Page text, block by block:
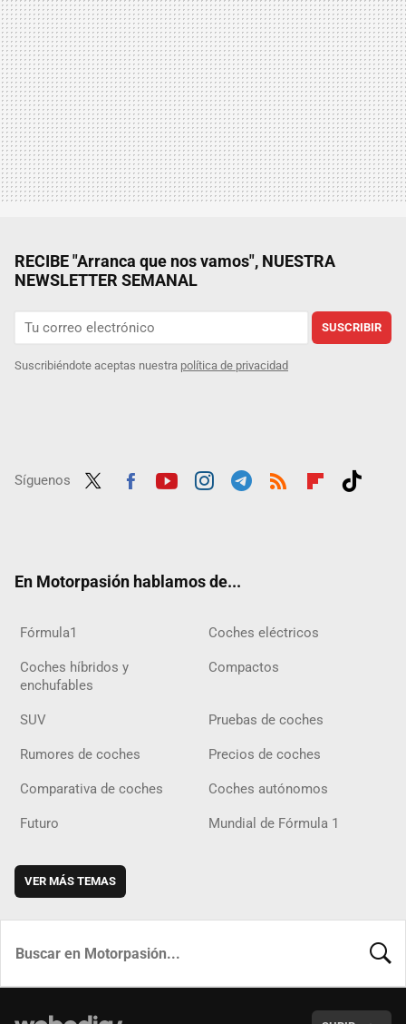
RECIBE "Arranca que nos vamos", NUESTRA
NEWSLETTER SEMANAL
SUSCRIBIR
Suscribiéndote aceptas nuestra política de privacidad
Síguenos
En Motorpasión hablamos de...
Fórmula1 Coches eléctricos
Coches híbridos y
enchufables
Compactos
SUV Pruebas de coches
Rumores de coches Precios de coches
Comparativa de coches Coches autónomos
Futuro Mundial de Fórmula 1
VER MÁS TEMAS